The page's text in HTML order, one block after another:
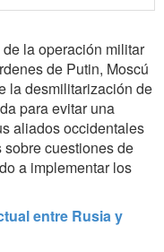
la operación militar
de Putin, Moscú
la desmilitarización de
para evitar una
aliados occidentales
cuestiones de
a implementar los
entre Rusia y